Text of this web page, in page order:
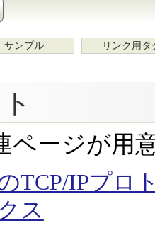
サンプル リンク用タ
ページが用
TCP/IPプロ
ス